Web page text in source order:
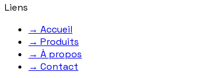
Liens
→ Accueil
→ Produits
→ À propos
→ Contact